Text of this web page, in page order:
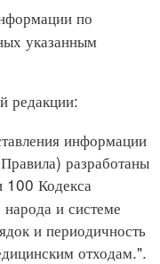
по
указанным
редакции:
информации
разработаны
100 Кодекса
и системе
и периодичность
отходам.".